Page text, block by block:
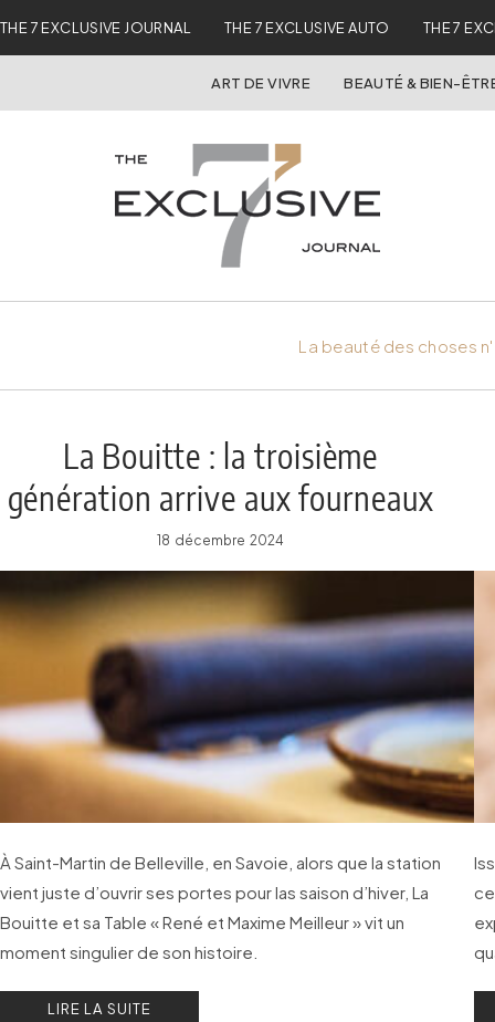
THE 7 EXCLUSIVE JOURNAL THE 7 EXCLUSIVE AUTO THE 7
ART DE VIVRE BEAUTÉ & BIEN-
La beauté des choses
La Bouitte : la troisième
génération arrive aux fourneaux
18 décembre 2024
À Saint-Martin de Belleville, en Savoie, alors que la station
vient juste d’ouvrir ses portes pour las saison d’hiver, La
Bouitte et sa Table « René et Maxime Meilleur » vit un
moment singulier de son histoire.
LIRE LA SUITE